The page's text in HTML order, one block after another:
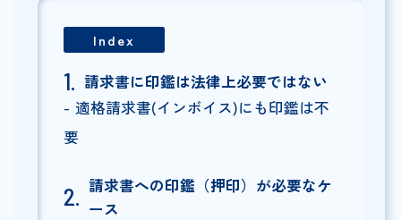
Index
請求書に印鑑は法律上必要ではない
適格請求書(インボイス)にも印鑑は不
要
請求書への印鑑（押印）が必要なケ
ース